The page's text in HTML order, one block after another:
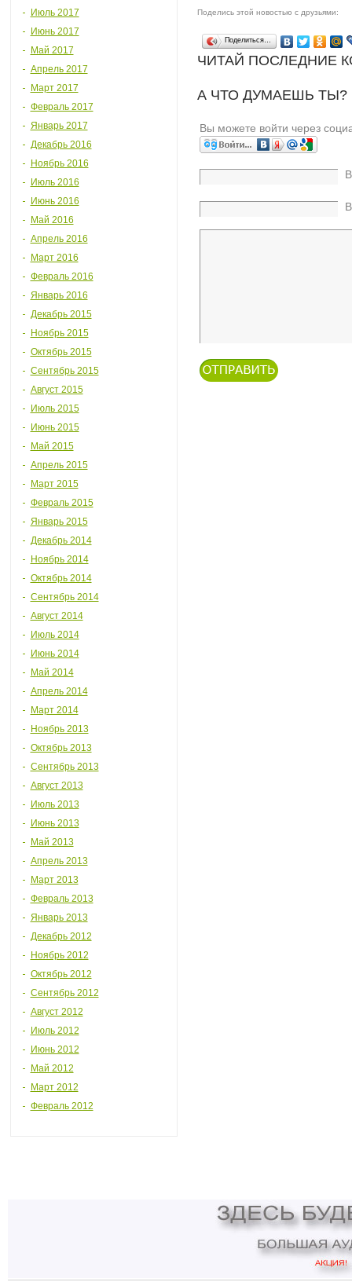
Июль 2017
Июнь 2017
Май 2017
Апрель 2017
Март 2017
Февраль 2017
Январь 2017
Декабрь 2016
Ноябрь 2016
Июль 2016
Июнь 2016
Май 2016
Апрель 2016
Март 2016
Февраль 2016
Январь 2016
Декабрь 2015
Ноябрь 2015
Октябрь 2015
Сентябрь 2015
Август 2015
Июль 2015
Июнь 2015
Май 2015
Апрель 2015
Март 2015
Февраль 2015
Январь 2015
Декабрь 2014
Ноябрь 2014
Октябрь 2014
Сентябрь 2014
Август 2014
Июль 2014
Июнь 2014
Май 2014
Апрель 2014
Март 2014
Ноябрь 2013
Октябрь 2013
Сентябрь 2013
Август 2013
Июль 2013
Июнь 2013
Май 2013
Апрель 2013
Март 2013
Февраль 2013
Январь 2013
Декабрь 2012
Ноябрь 2012
Октябрь 2012
Сентябрь 2012
Август 2012
Июль 2012
Июнь 2012
Май 2012
Март 2012
Февраль 2012
Поделись этой новостью с друзьями:
Поделиться…
ЧИТАЙ ПОСЛЕДНИЕ
А ЧТО ДУМАЕШЬ
Вы можете войти через